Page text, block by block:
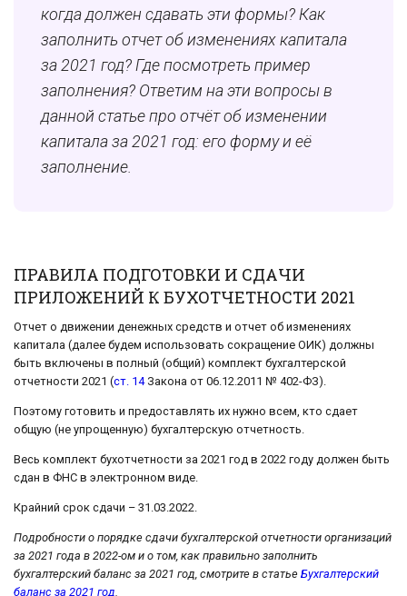
когда должен сдавать эти формы? Как
заполнить отчет об изменениях капитала
за 2021 год? Где посмотреть пример
заполнения? Ответим на эти вопросы в
данной статье про отчёт об изменении
капитала за 2021 год: его форму и её
заполнение.
ПРАВИЛА ПОДГОТОВКИ И СДАЧИ
ПРИЛОЖЕНИЙ К БУХОТЧЕТНОСТИ 2021
Отчет о движении денежных средств и отчет об изменениях
капитала (далее будем использовать сокращение ОИК) должны
быть включены в полный (общий) комплект бухгалтерской
отчетности 2021 (ст. 14Закона от 06.12.2011 № 402-ФЗ).
Поэтому готовить и предоставлять их нужно всем, кто сдает
общую (не упрощенную) бухгалтерскую отчетность.
Весь комплект бухотчетности за 2021 год в 2022 году должен быть
сдан в ФНС в электронном виде.
Крайний срок сдачи – 31.03.2022.
Подробности о порядке сдачи бухгалтерской отчетности организаций
за 2021 года в 2022-ом и о том, как правильно заполнить
бухгалтерский баланс за 2021 год, смотрите в статье Бухгалтерский
баланс за 2021 год